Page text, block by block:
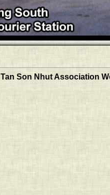
Tan Son Nhut Association